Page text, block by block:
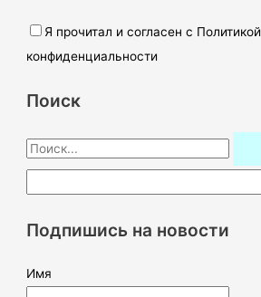
Я прочитал и согласен с Политикой
конфиденциальности
Поиск
П
о
и
кПодпишись на новости
Имя